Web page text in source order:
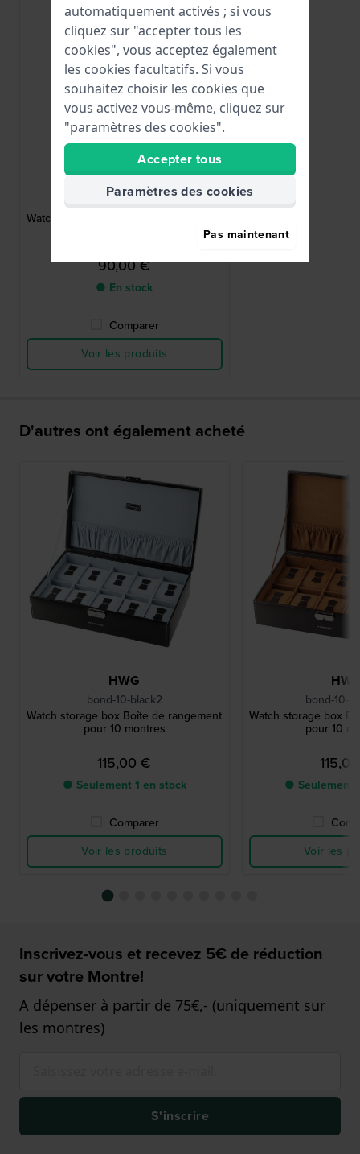
HWG
Watch storage box Boîte de rangement
90,00 €
● En stock
Comparer
Voir les produits
D'autres ont également acheté
HWG
bond-10-black2
Watch storage box Boîte de rangement
pour 10 montres
115,00 €
● Seulement 1 en stock
Comparer
Voir les produits
bond-10-
Watch storage box
pour 10
● Seulement
Voir les
Inscrivez-vous et recevez 5€ de réduction
sur votre Montre!
A dépenser à partir de 75€,- (uniquement sur
les montres)
S'inscrire
automatiquement activés ; si vous
cliquez sur "accepter tous les
cookies", vous acceptez également
les cookies facultatifs. Si vous
souhaitez choisir les cookies que
vous activez vous-même, cliquez sur
"paramètres des cookies".
Accepter tous
Paramètres des cookies
Pas maintenant